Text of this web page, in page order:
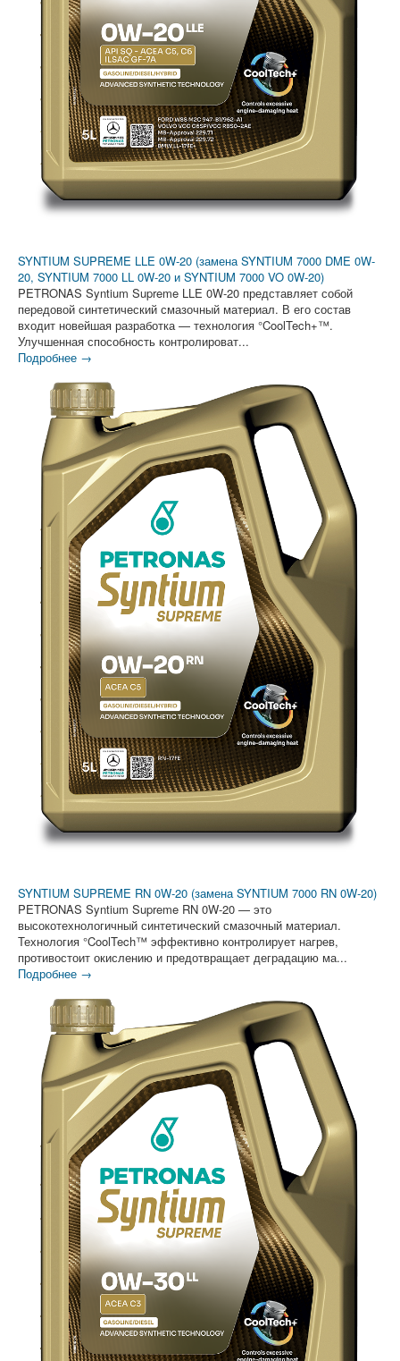
SYNTIUM SUPREME LLE 0W-20 (замена SYNTIUM 7000 DME 0W-
20, SYNTIUM 7000 LL 0W-20 и SYNTIUM 7000 VO 0W-20)
PETRONAS Syntium Supreme LLE 0W-20 представляет собой
передовой синтетический смазочный материал. В его состав
входит новейшая разработка — технология °CoolTech+™.
Улучшенная способность контролироват...
Подробнее →
SYNTIUM SUPREME RN 0W-20 (замена SYNTIUM 7000 RN 0W-20)
PETRONAS Syntium Supreme RN 0W-20 — это
высокотехнологичный синтетический смазочный материал.
Технология °CoolTech™ эффективно контролирует нагрев,
противостоит окислению и предотвращает деградацию ма...
Подробнее →